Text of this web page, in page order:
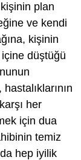
kişinin plan
ve kendi
kişinin
düştüğü
her
için dua
temiz
hep iyilik